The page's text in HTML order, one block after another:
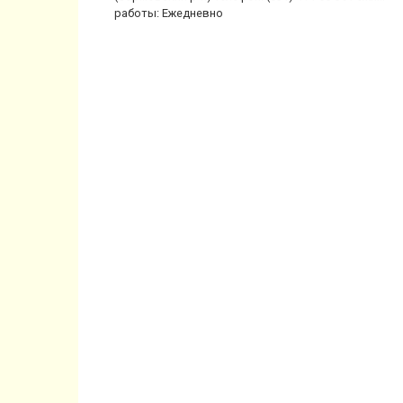
работы: Ежедневно